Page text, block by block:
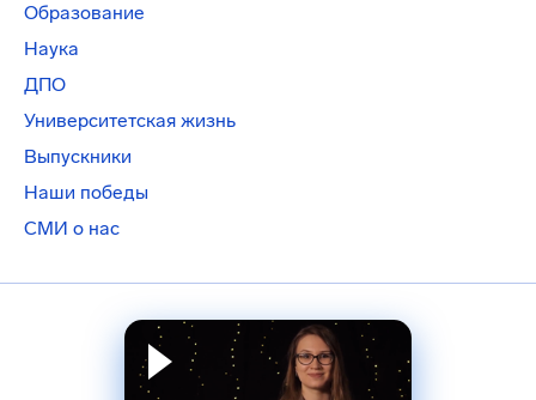
Образование
Наука
ДПО
Университетская жизнь
Выпускники
Наши победы
СМИ о нас